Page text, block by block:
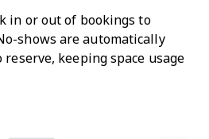
in or out of bookings to
shows are automatically
keeping space usage